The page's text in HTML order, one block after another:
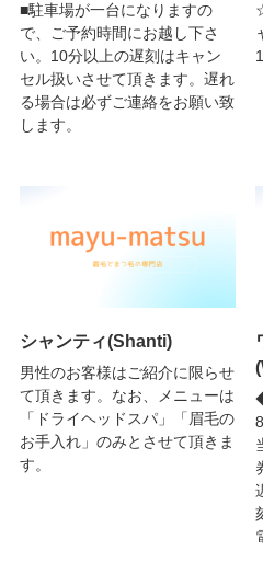
■駐車場が一台になりますの
で、ご予約時間にお越し下さ
い。10分以上の遅刻はキャン
セル扱いさせて頂きます。遅れ
る場合は必ずご連絡をお願い致
します。
シャンティ(Shanti)
男性のお客様はご紹介に限らせ
て頂きます。なお、メニューは
「ドライヘッドスパ」「眉毛の
お手入れ」のみとさせて頂きま
す。